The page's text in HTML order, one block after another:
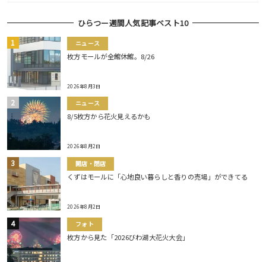
ひらつー週間人気記事ベスト10
ニュース
枚方モールが全館休館。8/26
2026年8月3日
ニュース
8/5枚方から花火見えるかも
2026年8月2日
開店・閉店
くずはモールに「心地良い暮らしと香りの売場」ができてる
2026年8月2日
フォト
枚方から見た「2026びわ湖大花火大会」